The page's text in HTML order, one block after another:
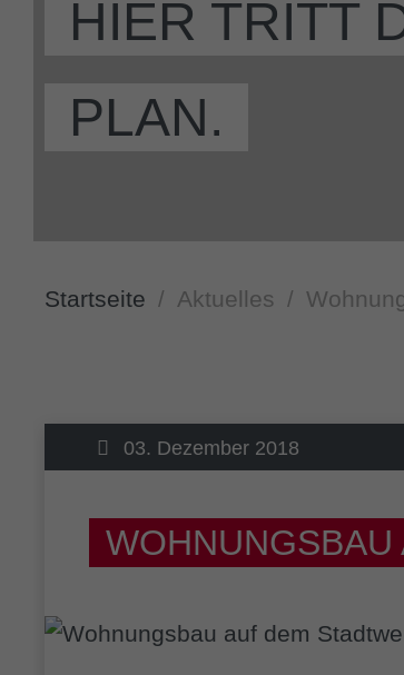
HIER TRITT
PLAN.
Startseite Aktuelles
03. Dezember 2018